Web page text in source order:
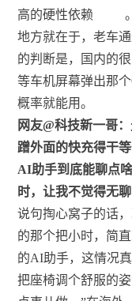
高的硬性依赖
地方就在于，老车
的判断是，国内的
等车机屏幕弹出那
概率就能用。
网友@科技新一哥
蹭外面的快充得干
AI助手到底能聊点
时，让我不觉得无聊
说句掏心窝子的话
的那个把小时，简
的AI助手，这情况
把座椅调个舒服的